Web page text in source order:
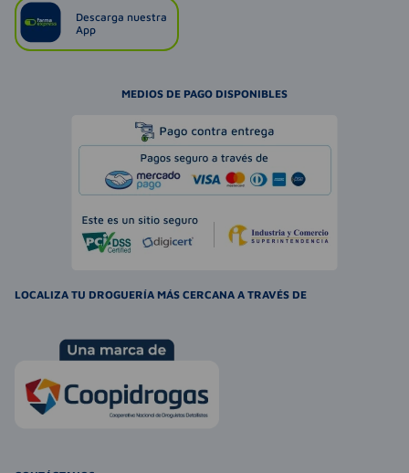
Descarga nuestra
App
MEDIOS DE PAGO DISPONIBLES
LOCALIZA TU DROGUERÍA MÁS CERCANA A TRAVÉS DE